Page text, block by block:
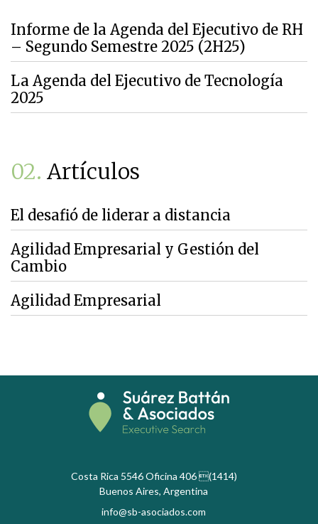
Informe de la Agenda del Ejecutivo de RH
– Segundo Semestre 2025 (2H25)
La Agenda del Ejecutivo de Tecnología
2025
02. Artículos
El desafió de liderar a distancia
Agilidad Empresarial y Gestión del
Cambio
Agilidad Empresarial
Costa Rica 5546 Oficina 406 (1414)
Buenos Aires, Argentina
info@sb-asociados.com